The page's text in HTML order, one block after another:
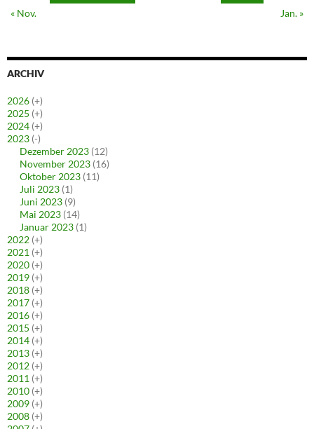
« Nov.
Jan. »
ARCHIV
2026 (+)
2025 (+)
2024 (+)
2023 (-)
Dezember 2023 (12)
November 2023 (16)
Oktober 2023 (11)
Juli 2023 (1)
Juni 2023 (9)
Mai 2023 (14)
Januar 2023 (1)
2022 (+)
2021 (+)
2020 (+)
2019 (+)
2018 (+)
2017 (+)
2016 (+)
2015 (+)
2014 (+)
2013 (+)
2012 (+)
2011 (+)
2010 (+)
2009 (+)
2008 (+)